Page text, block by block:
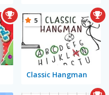
Classic Hangman
5